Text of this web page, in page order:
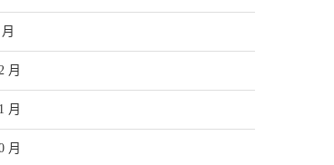
月
月
月